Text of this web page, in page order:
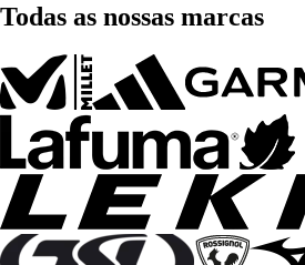
Todas as nossas marcas